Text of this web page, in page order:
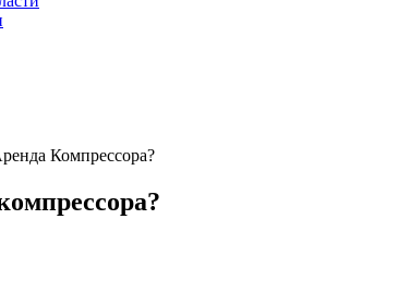
Компрессора?